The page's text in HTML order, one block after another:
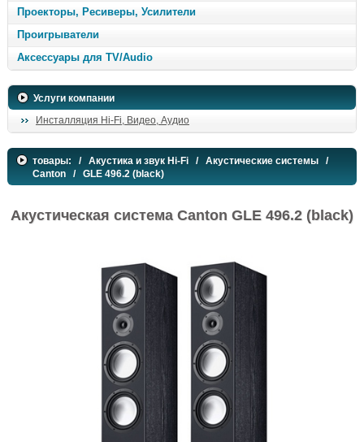
Проекторы, Ресиверы, Усилители
Проигрыватели
Аксессуары для TV/Audio
Услуги компании
Инсталляция Hi-Fi, Видео, Аудио
товары: / Акустика и звук Hi-Fi / Акустические системы /
Canton / GLE 496.2 (black)
Акустическая система Canton GLE 496.2 (black)